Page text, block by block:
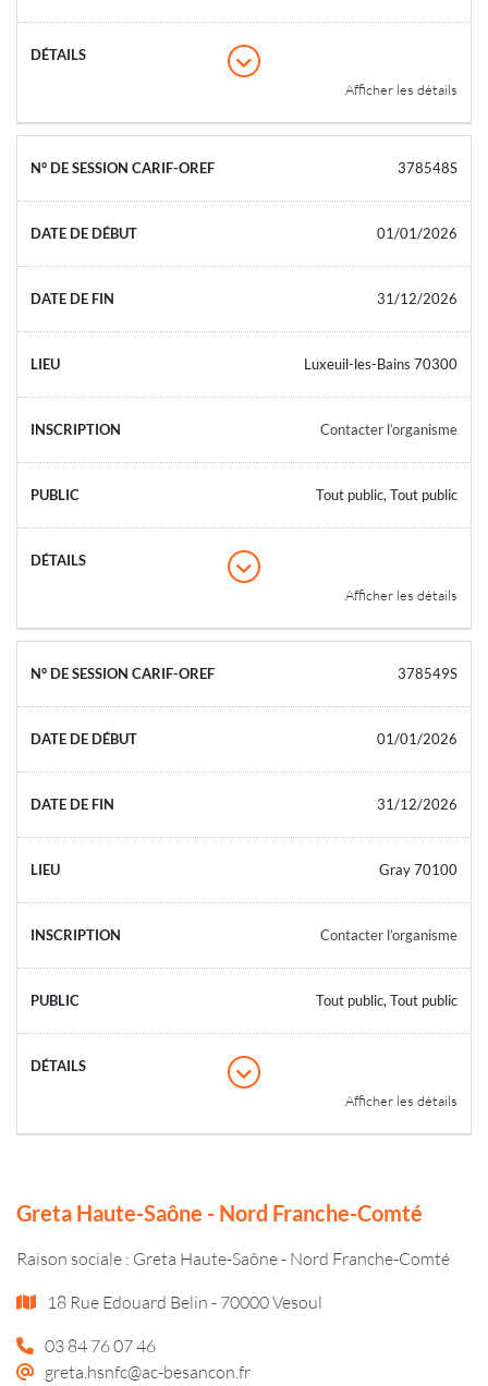
Afficher les détails
378548S
01/01/2026
31/12/2026
Luxeuil-les-Bains 70300
Contacter l’organisme
Tout public, Tout public
Afficher les détails
378549S
01/01/2026
31/12/2026
Gray 70100
Contacter l’organisme
Tout public, Tout public
Afficher les détails
Greta Haute-Saône - Nord Franche-Comté
Raison sociale : Greta Haute-Saône - Nord Franche-Comté
18 Rue Edouard Belin - 70000 Vesoul
03 84 76 07 46
greta.hsnfc@ac-besancon.fr